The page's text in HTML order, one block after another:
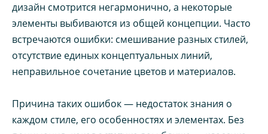
дизайн смотрится негармонично, а некоторые
элементы выбиваются из общей концепции. Часто
встречаются ошибки: смешивание разных стилей,
отсутствие единых концептуальных линий,
неправильное сочетание цветов и материалов.
Причина таких ошибок — недостаток знания о
каждом стиле, его особенностях и элементах. Без